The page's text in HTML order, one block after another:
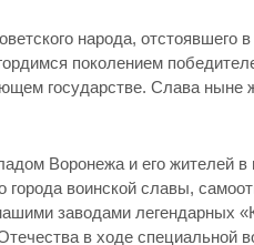
народа,
поколением
государстве. Слава ныне
Воронежа и его жителей
города воинской славы,
заводами легендарных
в ходе специальной